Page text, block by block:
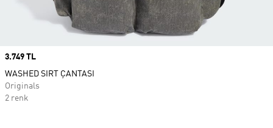
Price
3.749 TL
WASHED SIRT ÇANTASI
Originals
2 renk